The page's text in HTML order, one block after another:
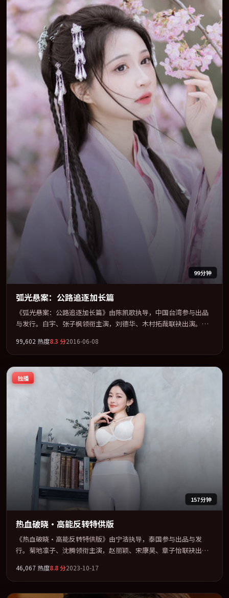
99分钟
弧光悬案：公路追逐加长篇
《弧光悬案：公路追逐加长篇》由陈凯歌执导，中国台湾参与出品
与发行。白宇、张子枫领衔主演，刘德华、木村拓哉联袂出演。以
架，在叙事、表演与视听上力求统一。定于 2016-06-24 在内地院线
及主流平台同步亮相，2016 年度话题片中口碑稳健，适合喜欢强情
节与人物弧光的观众完整观看。
99,602 热度8.3 分2016-06-08
独播
157分钟
热血破晓·高能反转特供版
《热血破晓·高能反转特供版》由宁浩执导，泰国参与出品与发
行。菊地凛子、沈腾领衔主演，赵丽颖、宋康昊、章子怡联袂出
骨架，在叙事、表演与视听上力求统一。定于 2023-11-15 在内地院
线及主流平台同步亮相，2023 年度话题片中口碑稳健，适合喜欢强
情节与人物弧光的观众完整观看。
46,067 热度8.8分2023-10-17